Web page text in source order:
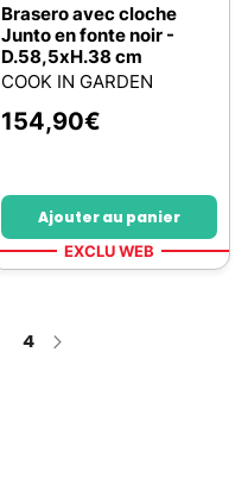
Brasero avec cloche
Junto en fonte noir -
D.58,5xH.38 cm
COOK IN GARDEN
154,90€
Ajouter au panier
EXCLU WEB
You're currently reading
4